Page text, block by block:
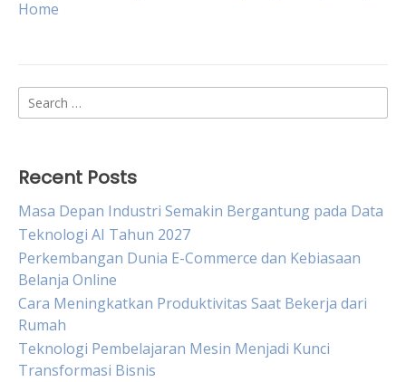
navigation
Home
Search
for:
Recent Posts
Masa Depan Industri Semakin Bergantung pada Data
Teknologi AI Tahun 2027
Perkembangan Dunia E-Commerce dan Kebiasaan
Belanja Online
Cara Meningkatkan Produktivitas Saat Bekerja dari
Rumah
Teknologi Pembelajaran Mesin Menjadi Kunci
Transformasi Bisnis